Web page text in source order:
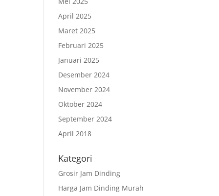
April 2025
Maret 2025
Februari 2025
Januari 2025
Desember 2024
November 2024
Oktober 2024
September 2024
April 2018
Kategori
Grosir Jam Dinding
Harga Jam Dinding Murah